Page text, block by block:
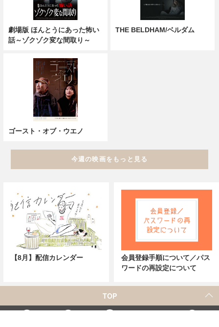
劇場版 ほんとうにあった怖い
話～ゾクゾク変な間取り～
THE BELDHAM/ベルダム
ゴースト・オブ・ウエノ
今週の映画をもっと見る
【8月】配信カレンダー
会員登録手順について／パス
ワードの再設定について
TOP